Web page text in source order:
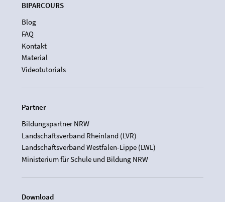
BIPARCOURS
Blog
FAQ
Kontakt
Material
Videotutorials
Partner
Bildungspartner NRW
Landschaftsverband Rheinland (LVR)
Landschaftsverband Westfalen-Lippe (LWL)
Ministerium für Schule und Bildung NRW
Download